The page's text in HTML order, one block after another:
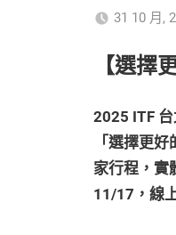
31 10 月,
【選擇
2025 ITF
「選擇更
家行程，實
11/17，線